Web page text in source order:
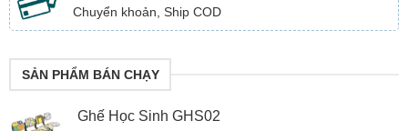
Chuyển khoản, Ship COD
SẢN PHẨM BÁN CHẠY
Ghế Học Sinh GHS02